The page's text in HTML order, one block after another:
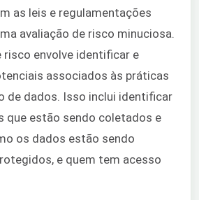
as leis e regulamentações
avaliação de risco minuciosa.
risco envolve identificar e
associados às práticas
de dados. Isso inclui identificar
que estão sendo coletados e
os dados estão sendo
e quem tem acesso